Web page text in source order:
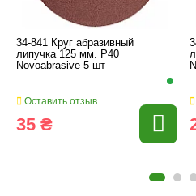
34-841 Круг абразивный
липучка 125 мм. P40
Novoabrasive 5 шт
Оставить отзыв
35 ₴